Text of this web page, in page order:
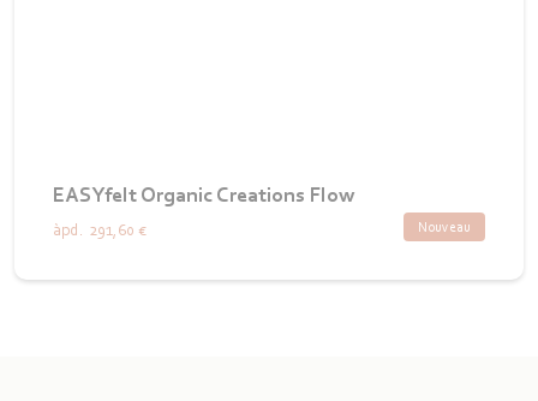
EASYfelt Organic Creations Flow
Nouveau
àpd. 291,60 €